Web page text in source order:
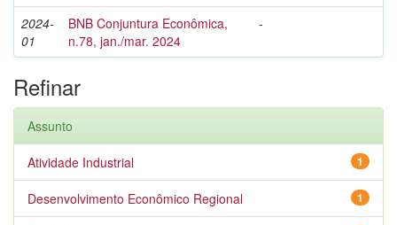
2024-
01
BNB Conjuntura Econômica,
n.78, jan./mar. 2024
-
Refinar
Assunto
1
Atividade Industrial
1
Desenvolvimento Econômico Regional